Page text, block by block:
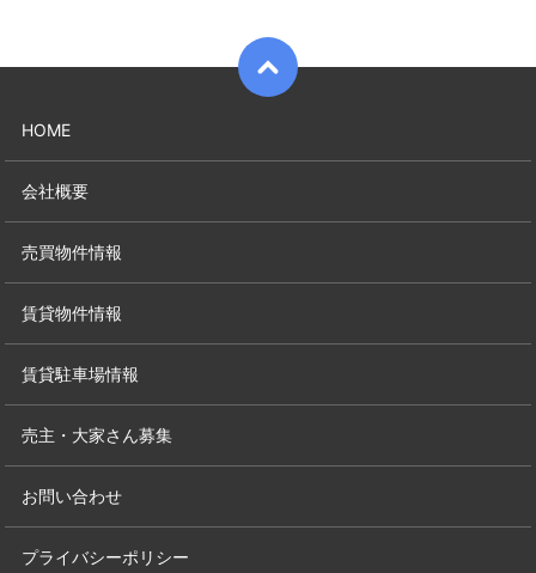
HOME
会社概要
売買物件情報
賃貸物件情報
賃貸駐車場情報
売主・大家さん募集
お問い合わせ
プライバシーポリシー